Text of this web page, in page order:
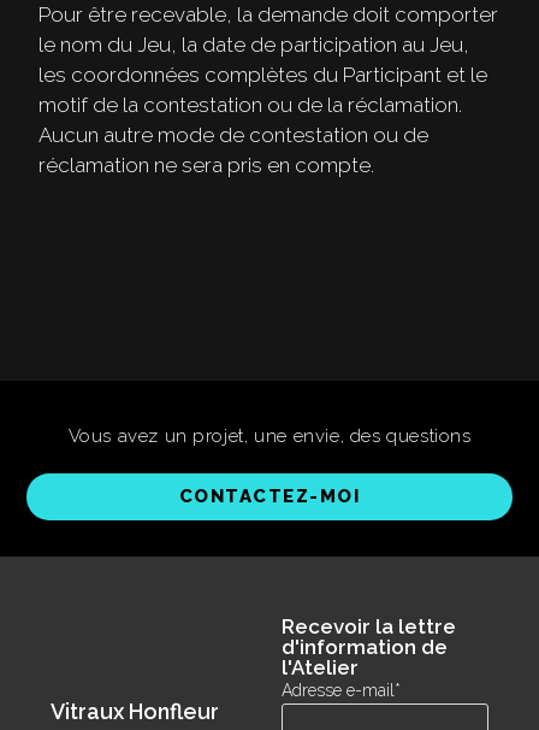
Pour être recevable, la demande doit comporter
le nom du Jeu, la date de participation au Jeu,
les coordonnées complètes du Participant et le
motif de la contestation ou de la réclamation.
Aucun autre mode de contestation ou de
réclamation ne sera pris en compte.
Vous avez un projet, une envie, des questions
CONTACTEZ-MOI
Vitraux Honfleur
Recevoir la lettre
d'information de
l'Atelier
Adresse e-mail*